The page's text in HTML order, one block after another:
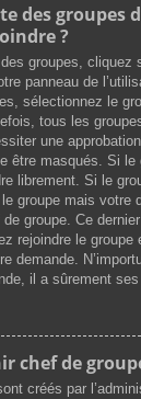
des groupes
?
groupes, cliquez
panneau de
sélectionnez le
tous les
une
être masqués. Si
librement. Si le
groupe mais votre
groupe. Ce
rejoindre le groupe
demande.
il a sûrement ses
chef de
créés par